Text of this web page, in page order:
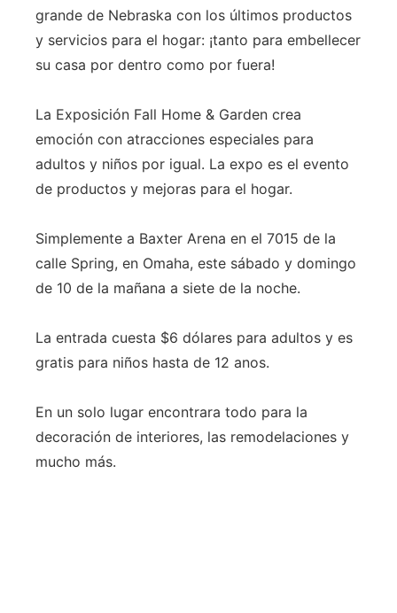
grande de Nebraska con los últimos productos
y servicios para el hogar: ¡tanto para embellecer
su casa por dentro como por fuera!
La Exposición Fall Home & Garden crea
emoción con atracciones especiales para
adultos y niños por igual. La expo es el evento
de productos y mejoras para el hogar.
Simplemente a Baxter Arena en el 7015 de la
calle Spring, en Omaha, este sábado y domingo
de 10 de la mañana a siete de la noche.
La entrada cuesta $6 dólares para adultos y es
gratis para niños hasta de 12 anos.
En un solo lugar encontrara todo para la
decoración de interiores, las remodelaciones y
mucho más.